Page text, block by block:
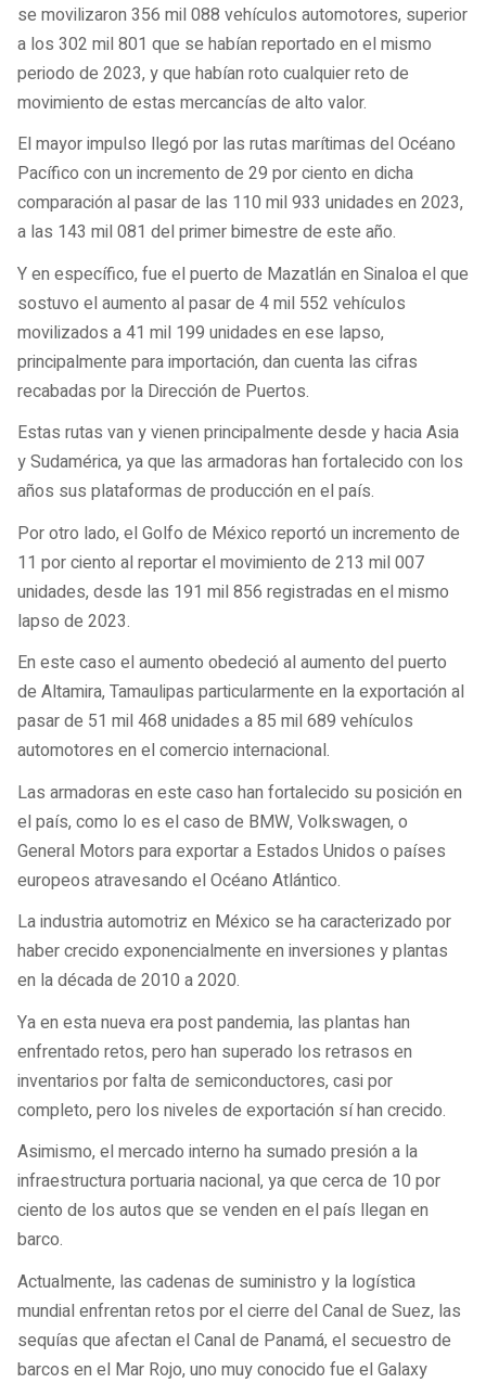
se movilizaron 356 mil 088 vehículos automotores, superior
a los 302 mil 801 que se habían reportado en el mismo
periodo de 2023, y que habían roto cualquier reto de
movimiento de estas mercancías de alto valor.
El mayor impulso llegó por las rutas marítimas del Océano
Pacífico con un incremento de 29 por ciento en dicha
comparación al pasar de las 110 mil 933 unidades en 2023,
a las 143 mil 081 del primer bimestre de este año.
Y en específico, fue el puerto de Mazatlán en Sinaloa el que
sostuvo el aumento al pasar de 4 mil 552 vehículos
movilizados a 41 mil 199 unidades en ese lapso,
principalmente para importación, dan cuenta las cifras
recabadas por la Dirección de Puertos.
Estas rutas van y vienen principalmente desde y hacia Asia
y Sudamérica, ya que las armadoras han fortalecido con los
años sus plataformas de producción en el país.
Por otro lado, el Golfo de México reportó un incremento de
11 por ciento al reportar el movimiento de 213 mil 007
unidades, desde las 191 mil 856 registradas en el mismo
lapso de 2023.
En este caso el aumento obedeció al aumento del puerto
de Altamira, Tamaulipas particularmente en la exportación al
pasar de 51 mil 468 unidades a 85 mil 689 vehículos
automotores en el comercio internacional.
Las armadoras en este caso han fortalecido su posición en
el país, como lo es el caso de BMW, Volkswagen, o
General Motors para exportar a Estados Unidos o países
europeos atravesando el Océano Atlántico.
La industria automotriz en México se ha caracterizado por
haber crecido exponencialmente en inversiones y plantas
en la década de 2010 a 2020.
Ya en esta nueva era post pandemia, las plantas han
enfrentado retos, pero han superado los retrasos en
inventarios por falta de semiconductores, casi por
completo, pero los niveles de exportación sí han crecido.
Asimismo, el mercado interno ha sumado presión a la
infraestructura portuaria nacional, ya que cerca de 10 por
ciento de los autos que se venden en el país llegan en
barco.
Actualmente, las cadenas de suministro y la logística
mundial enfrentan retos por el cierre del Canal de Suez, las
sequías que afectan el Canal de Panamá, el secuestro de
barcos en el Mar Rojo, uno muy conocido fue el Galaxy